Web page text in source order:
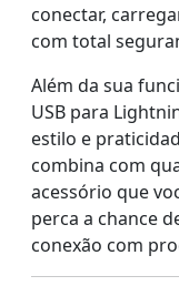
conectar,
com total
Além da sua
USB para
estilo e
combina com
acessório que
perca a chance
conexão com